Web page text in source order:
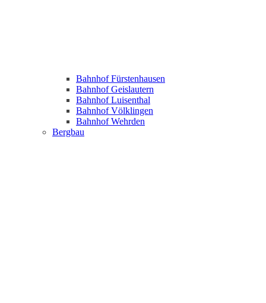
Bahnhof Fürstenhausen
Bahnhof Geislautern
Bahnhof Luisenthal
Bahnhof Völklingen
Bahnhof Wehrden
Bergbau